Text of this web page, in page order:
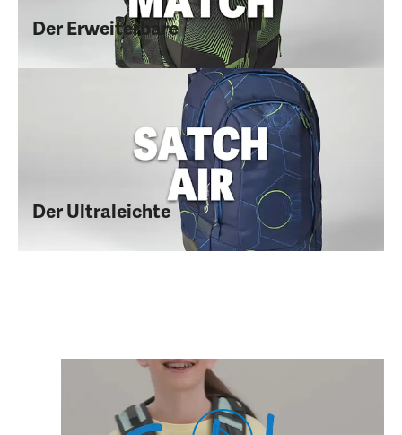
Der Erweiterbare
Der Ultraleichte